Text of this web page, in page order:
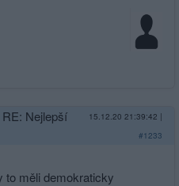
Nejlepší
15.12.20 21:39:42 |
#1233
to měli demokraticky